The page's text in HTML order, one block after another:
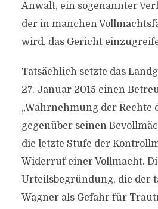
Anwalt, ein sogenannter
der in manchen
wird, das Gericht
Tatsächlich setzte das
27. Januar 2015 einen
„Wahrnehmung der Rechte
gegenüber seinen
die letzte Stufe der
Widerruf einer Vollmacht.
Urteilsbegründung, die der
Wagner als Gefahr für